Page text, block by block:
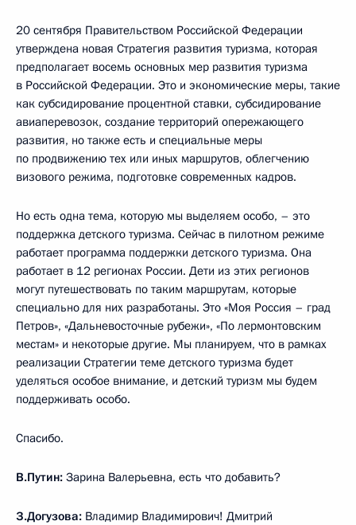
20 сентября Правительством Российской Федерации
утверждена новая Стратегия развития туризма, которая
предполагает восемь основных мер развития туризма
в Российской Федерации. Это и экономические меры, такие
как субсидирование процентной ставки, субсидирование
авиаперевозок, создание территорий опережающего
развития, но также есть и специальные меры
по продвижению тех или иных маршрутов, облегчению
визового режима, подготовке современных кадров.
Но есть одна тема, которую мы выделяем особо, – это
поддержка детского туризма. Сейчас в пилотном режиме
работает программа поддержки детского туризма. Она
работает в 12 регионах России. Дети из этих регионов
могут путешествовать по таким маршрутам, которые
специально для них разработаны. Это «Моя Россия – град
Петров», «Дальневосточные рубежи», «По лермонтовским
местам» и некоторые другие. Мы планируем, что в рамках
реализации Стратегии теме детского туризма будет
уделяться особое внимание, и детский туризм мы будем
поддерживать особо.
Спасибо.
В.Путин: Зарина Валерьевна, есть что добавить?
З.Догузова: Владимир Владимирович! Дмитрий